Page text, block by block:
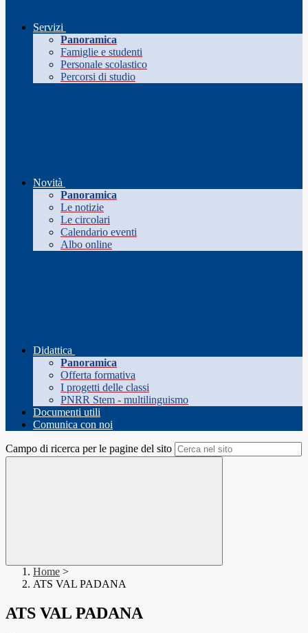
Servizi
Panoramica
Famiglie e studenti
Personale scolastico
Percorsi di studio
Novità
Panoramica
Le notizie
Le circolari
Calendario eventi
Albo online
Didattica
Panoramica
Offerta formativa
I progetti delle classi
PNRR Stem - multilinguismo
Documenti utili
Comunica con noi
Campo di ricerca per le pagine del sito
Home >
ATS VAL PADANA
ATS VAL PADANA